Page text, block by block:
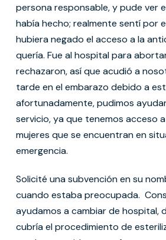
persona responsable, y pude ver
había hecho; realmente sentí por
hubiera negado el acceso a la
quería. Fue al hospital para
rechazaron, así que acudió a
tarde en el embarazo debido a
afortunadamente, pudimos
servicio, ya que tenemos acceso
mujeres que se encuentran en
emergencia.
Solicité una subvención en su
cuando estaba preocupada.
ayudamos a cambiar de hospital,
cubría el procedimiento de